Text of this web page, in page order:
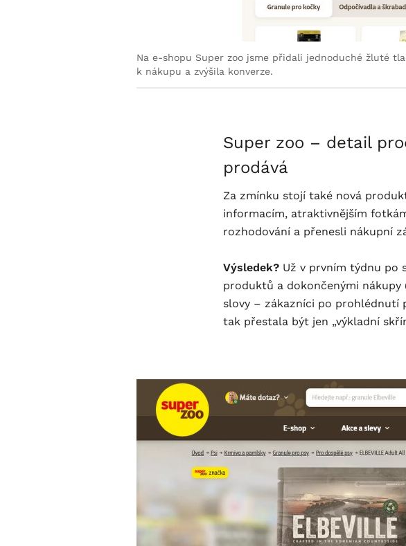
Na e-shopu Super zoo jsme přidali jednoduché žluté
k nákupu a zvýšila konverze.
Super zoo – detail
prodává
Za zmínku stojí také nová
informacím, atraktivnějším
rozhodování a přenesli nákupní
Výsledek? Už v prvním týdnu po
produktů a dokončenými nákupy
slovy – zákazníci po prohlédnutí
tak přestala být jen „výkladní